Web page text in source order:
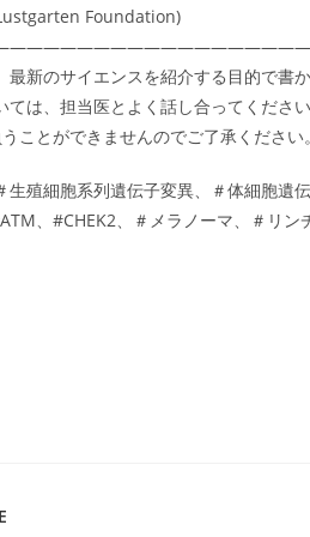
Foundation)
最新のサイエンスを紹介する目的で
ては、担当医とよく話し合ってくださ
ことができませんのでご了承ください。
生殖細胞系列遺伝子変異、＃体細胞
、#CHEK2、＃メラノーマ、＃リ